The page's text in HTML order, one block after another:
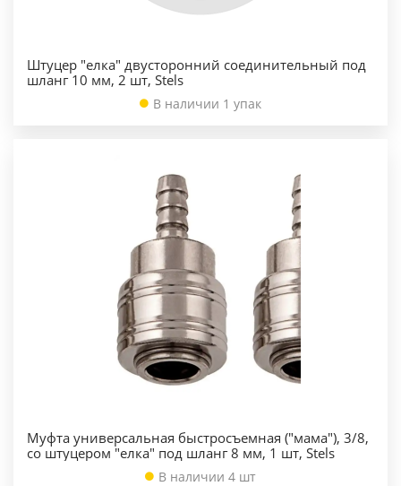
Штуцер "елка" двусторонний соединительный под
шланг 10 мм, 2 шт, Stels
В наличии 1 упак
Муфта универсальная быстросъемная ("мама"), 3/8,
со штуцером "елка" под шланг 8 мм, 1 шт, Stels
В наличии 4 шт